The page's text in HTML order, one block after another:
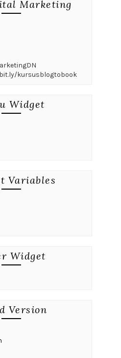
Marketing
kursusblogtobook
Widget
Variables
Widget
Version